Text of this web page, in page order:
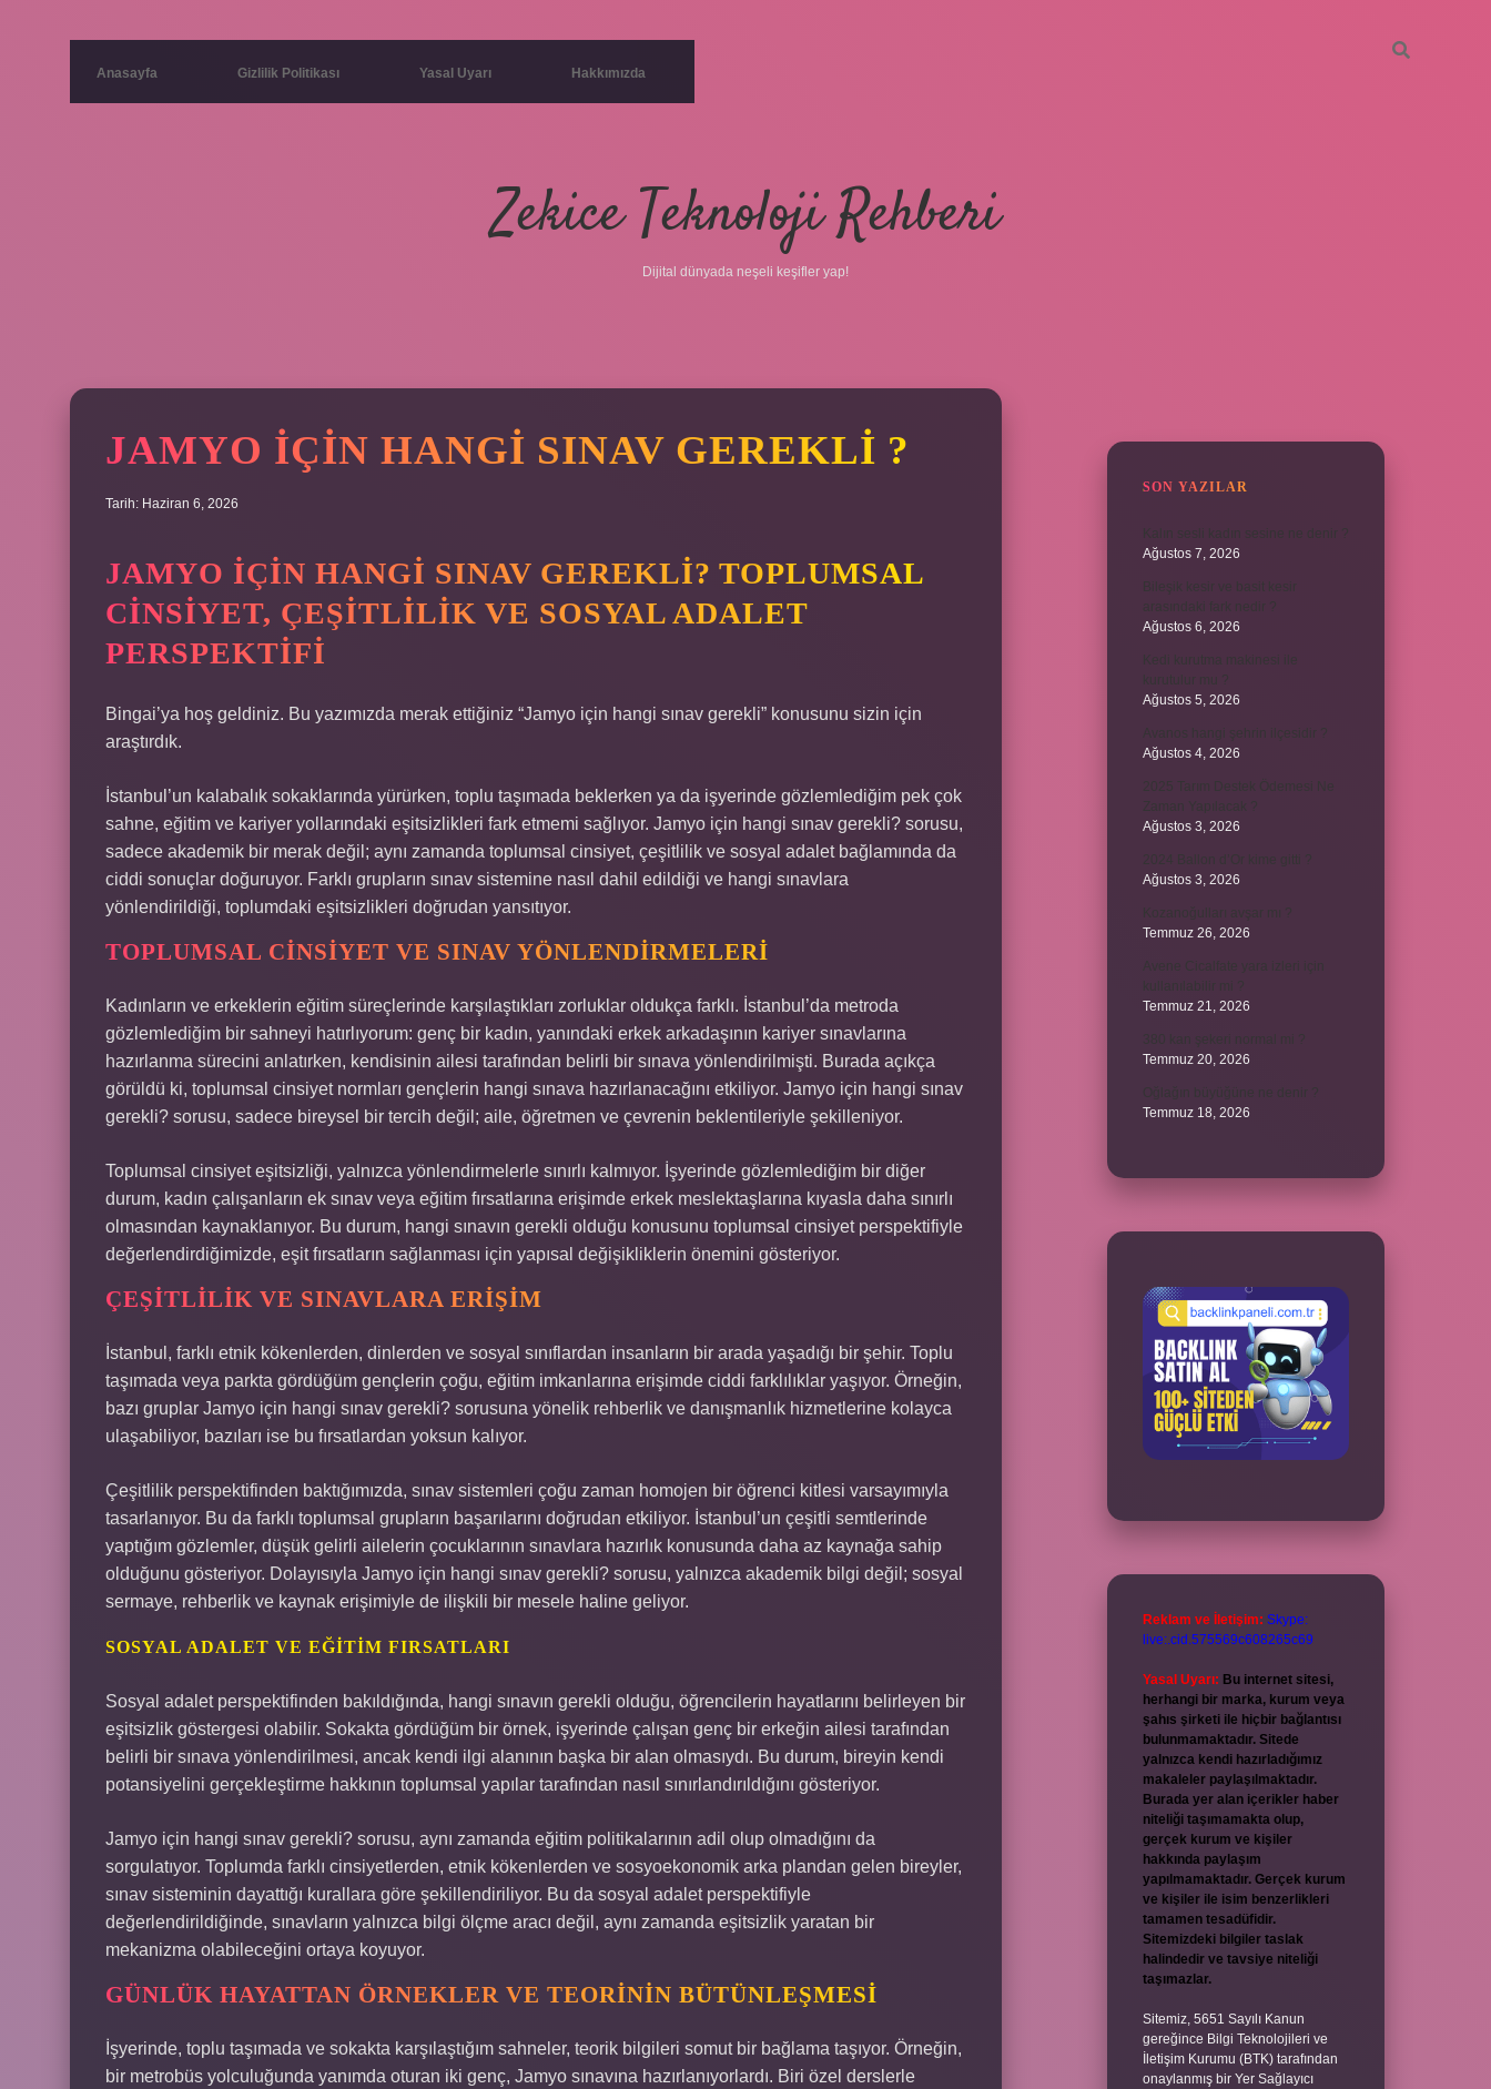
Anasayfa Gizlilik Politikası Yasal Uyarı Hakkımızda
Zekice Teknoloji Rehberi
Dijital dünyada neşeli keşifler yap!
JAMYO IÇIN HANGI SINAV GEREKLI ?
Tarih: Haziran 6, 2026
JAMYO IÇIN HANGI SINAV GEREKLI? TOPLUMSAL
CINSIYET, ÇEŞITLILIK VE SOSYAL ADALET
PERSPEKTIFI
Bingai’ya hoş geldiniz. Bu yazımızda merak ettiğiniz “Jamyo için hangi sınav gerekli” konusunu sizin için
araştırdık.
İstanbul’un kalabalık sokaklarında yürürken, toplu taşımada beklerken ya da işyerinde gözlemlediğim pek çok
sahne, eğitim ve kariyer yollarındaki eşitsizlikleri fark etmemi sağlıyor. Jamyo için hangi sınav gerekli? sorusu,
sadece akademik bir merak değil; aynı zamanda toplumsal cinsiyet, çeşitlilik ve sosyal adalet bağlamında da
ciddi sonuçlar doğuruyor. Farklı grupların sınav sistemine nasıl dahil edildiği ve hangi sınavlara
yönlendirildiği, toplumdaki eşitsizlikleri doğrudan yansıtıyor.
TOPLUMSAL CINSIYET VE SINAV YÖNLENDIRMELERI
Kadınların ve erkeklerin eğitim süreçlerinde karşılaştıkları zorluklar oldukça farklı. İstanbul’da metroda
gözlemlediğim bir sahneyi hatırlıyorum: genç bir kadın, yanındaki erkek arkadaşının kariyer sınavlarına
hazırlanma sürecini anlatırken, kendisinin ailesi tarafından belirli bir sınava yönlendirilmişti. Burada açıkça
görüldü ki, toplumsal cinsiyet normları gençlerin hangi sınava hazırlanacağını etkiliyor. Jamyo için hangi sınav
gerekli? sorusu, sadece bireysel bir tercih değil; aile, öğretmen ve çevrenin beklentileriyle şekilleniyor.
Toplumsal cinsiyet eşitsizliği, yalnızca yönlendirmelerle sınırlı kalmıyor. İşyerinde gözlemlediğim bir diğer
durum, kadın çalışanların ek sınav veya eğitim fırsatlarına erişimde erkek meslektaşlarına kıyasla daha sınırlı
olmasından kaynaklanıyor. Bu durum, hangi sınavın gerekli olduğu konusunu toplumsal cinsiyet perspektifiyle
değerlendirdiğimizde, eşit fırsatların sağlanması için yapısal değişikliklerin önemini gösteriyor.
ÇEŞITLILIK VE SINAVLARA ERIŞIM
İstanbul, farklı etnik kökenlerden, dinlerden ve sosyal sınıflardan insanların bir arada yaşadığı bir şehir. Toplu
taşımada veya parkta gördüğüm gençlerin çoğu, eğitim imkanlarına erişimde ciddi farklılıklar yaşıyor. Örneğin,
bazı gruplar Jamyo için hangi sınav gerekli? sorusuna yönelik rehberlik ve danışmanlık hizmetlerine kolayca
ulaşabiliyor, bazıları ise bu fırsatlardan yoksun kalıyor.
Çeşitlilik perspektifinden baktığımızda, sınav sistemleri çoğu zaman homojen bir öğrenci kitlesi varsayımıyla
tasarlanıyor. Bu da farklı toplumsal grupların başarılarını doğrudan etkiliyor. İstanbul’un çeşitli semtlerinde
yaptığım gözlemler, düşük gelirli ailelerin çocuklarının sınavlara hazırlık konusunda daha az kaynağa sahip
olduğunu gösteriyor. Dolayısıyla Jamyo için hangi sınav gerekli? sorusu, yalnızca akademik bilgi değil; sosyal
sermaye, rehberlik ve kaynak erişimiyle de ilişkili bir mesele haline geliyor.
SOSYAL ADALET VE EĞITIM FIRSATLARI
Sosyal adalet perspektifinden bakıldığında, hangi sınavın gerekli olduğu, öğrencilerin hayatlarını belirleyen bir
eşitsizlik göstergesi olabilir. Sokakta gördüğüm bir örnek, işyerinde çalışan genç bir erkeğin ailesi tarafından
belirli bir sınava yönlendirilmesi, ancak kendi ilgi alanının başka bir alan olmasıydı. Bu durum, bireyin kendi
potansiyelini gerçekleştirme hakkının toplumsal yapılar tarafından nasıl sınırlandırıldığını gösteriyor.
Jamyo için hangi sınav gerekli? sorusu, aynı zamanda eğitim politikalarının adil olup olmadığını da
sorgulatıyor. Toplumda farklı cinsiyetlerden, etnik kökenlerden ve sosyoekonomik arka plandan gelen bireyler,
sınav sisteminin dayattığı kurallara göre şekillendiriliyor. Bu da sosyal adalet perspektifiyle
değerlendirildiğinde, sınavların yalnızca bilgi ölçme aracı değil, aynı zamanda eşitsizlik yaratan bir
mekanizma olabileceğini ortaya koyuyor.
GÜNLÜK HAYATTAN ÖRNEKLER VE TEORININ BÜTÜNLEŞMESI
İşyerinde, toplu taşımada ve sokakta karşılaştığım sahneler, teorik bilgileri somut bir bağlama taşıyor. Örneğin,
bir metrobüs yolculuğunda yanımda oturan iki genç, Jamyo sınavına hazırlanıyorlardı. Biri özel derslerle
SON YAZILAR
Kalın sesli kadın sesine ne denir ?
Ağustos 7, 2026
Bileşik kesir ve basit kesir
Ağustos 6, 2026
Ağustos 5, 2026
Ağustos 4, 2026
Ağustos 3, 2026
Ağustos 3, 2026
Temmuz 26, 2026
Temmuz 21, 2026
Temmuz 20, 2026
Temmuz 18, 2026
Reklam ve İletişim: Skype:
live:.cid.575569c608265c69
Yasal Uyarı: Bu internet sitesi,
herhangi bir marka, kurum veya
şahıs şirketi ile hiçbir bağlantısı
bulunmamaktadır. Sitede
yalnızca kendi hazırladığımız
makaleler paylaşılmaktadır.
Burada yer alan içerikler haber
niteliği taşımamakta olup,
gerçek kurum ve kişiler
hakkında paylaşım
yapılmamaktadır. Gerçek kurum
ve kişiler ile isim benzerlikleri
tamamen tesadüfidir.
Sitemizdeki bilgiler taslak
halindedir ve tavsiye niteliği
taşımazlar.
Sitemiz, 5651 Sayılı Kanun
gereğince Bilgi Teknolojileri ve
İletişim Kurumu (BTK) tarafından
onaylanmış bir Yer Sağlayıcı